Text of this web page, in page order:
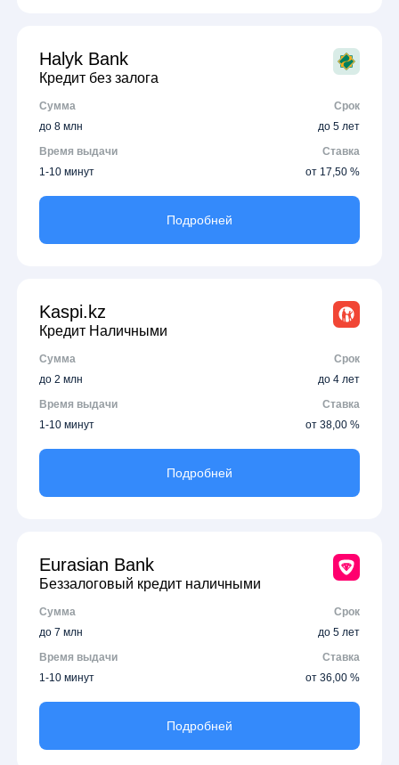
Halyk Bank
Кредит без залога
Сумма
Срок
до 8 млн
до 5 лет
Время выдачи
Ставка
1-10 минут
от 17,50 %
Подробней
Kaspi.kz
Кредит Наличными
Сумма
Срок
до 2 млн
до 4 лет
Время выдачи
Ставка
1-10 минут
от 38,00 %
Подробней
Eurasian Bank
Беззалоговый кредит наличными
Сумма
Срок
до 7 млн
до 5 лет
Время выдачи
Ставка
1-10 минут
от 36,00 %
Подробней